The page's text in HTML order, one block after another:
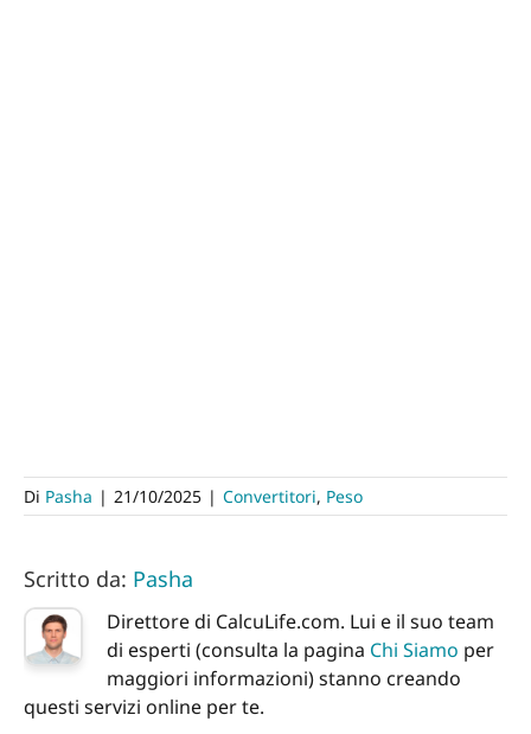
Di Pasha | 21/10/2025 | Convertitori, Peso
Scritto da: Pasha
Direttore di CalcuLife.com. Lui e il suo team
di esperti (consulta la pagina Chi Siamo per
maggiori informazioni) stanno creando
questi servizi online per te.